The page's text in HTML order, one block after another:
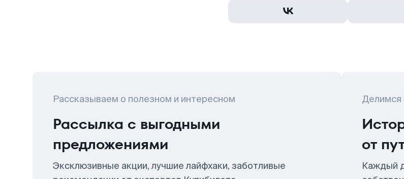
Рассказываем о полезном и интересном
Рассылка с выгодными
предложениями
Эксклюзивные акции, лучшие лайфхаки, заботливые
Делимся
от
Каждый